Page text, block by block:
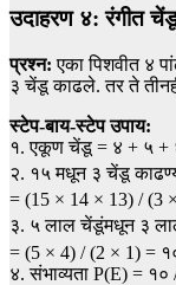
उदाहरण ४: रंगीत
प्रश्न: एका पिशवीत ४
३ चेंडू काढले. तर ते
स्टेप-बाय-स्टेप उपाय:
१. एकूण चेंडू = ४ + ५ +
२. १५ मधून ३ चेंडू
= (15 × 14 × 13) / (3
३. ५ लाल चेंडूंमधून ३
= (5 × 4) / (2 × 1) =
४. संभाव्यता P(E) =